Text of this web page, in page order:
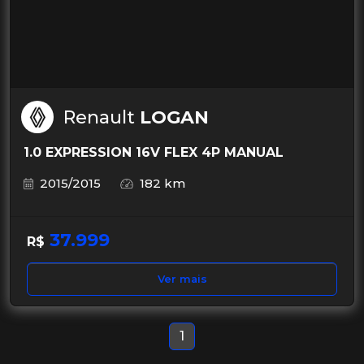
Renault LOGAN
1.0 EXPRESSION 16V FLEX 4P MANUAL
2015/2015
182 km
R$ 37.999
Ver mais
1